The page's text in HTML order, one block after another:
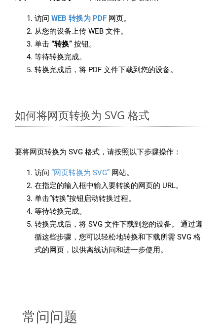
访问 WEB 转换为 PDF 网页。
从您的设备上传 WEB 文件。
单击 “转换” 按钮。
等待转换完成。
转换完成后，将 PDF 文件下载到您的设备。
如何将网页转换为 SVG 格式
要将网页转换为 SVG 格式，请按照以下步骤操作：
访问 “网页转换为 SVG” 网站。
在指定的输入框中输入要转换的网页的 URL。
单击“转换”按钮启动转换过程。
等待转换完成。
转换完成后，将 SVG 文件下载到您的设备。 通过遵
循这些步骤，您可以轻松地转换和下载所需 SVG 格
式的网页，以供离线访问和进一步使用。
常问问题